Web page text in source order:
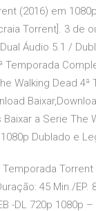
(2016) em
Torrent]. 3
Áudio 5.1 /
Temporada
Walking Dead
a Serie The
Dublado e
Torrent
45 Min./
-DL 720p 1080p